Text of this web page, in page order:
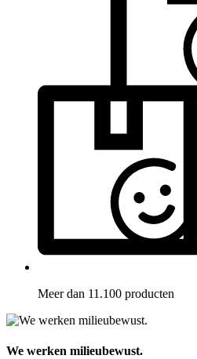
Meer dan 11.100 producten
We werken milieubewust.